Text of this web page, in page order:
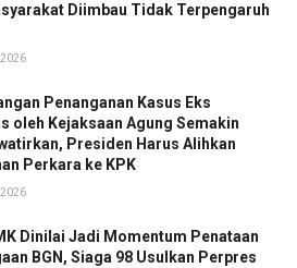
Diimbau Tidak Terpengaruh
2026
Penanganan Kasus Eks
oleh Kejaksaan Agung Semakin
Presiden Harus Alihkan
Perkara ke KPK
2026
Dinilai Jadi Momentum Penataan
BGN, Siaga 98 Usulkan Perpres